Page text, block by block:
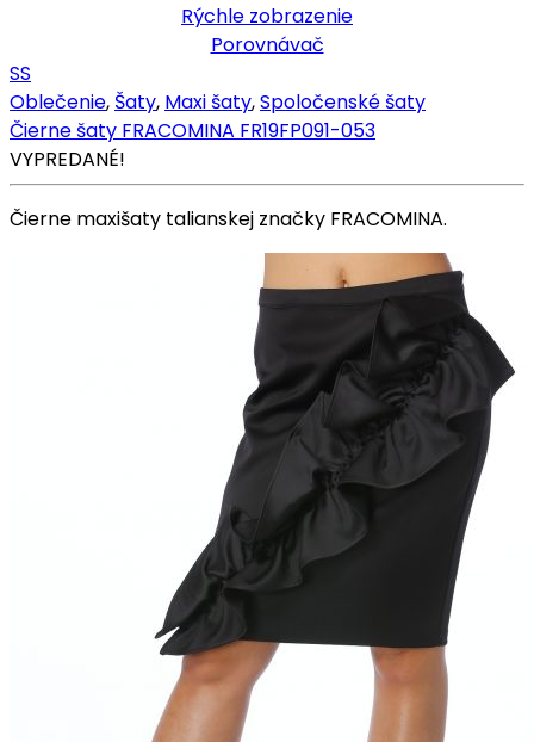
Rýchle zobrazenie
Porovnávač
SS
Oblečenie, Šaty, Maxi šaty,Spoločenské šaty
Čierne šaty FRACOMINA FR19FP091-053
VYPREDANÉ!
Čierne maxišaty talianskej značky FRACOMINA.